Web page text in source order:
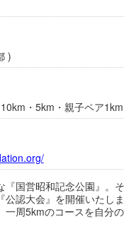
)
・5km・親子ペア1km
国営昭和記念公園』。
公認大会』を開催いたし
一周5kmのコースを自分